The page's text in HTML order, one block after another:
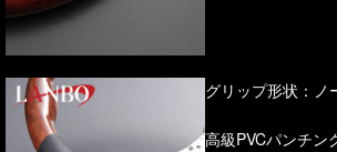
グリップ形状：ノ
高級PVCパンチン